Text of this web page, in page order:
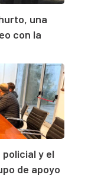
una
con la
y el
de apoyo